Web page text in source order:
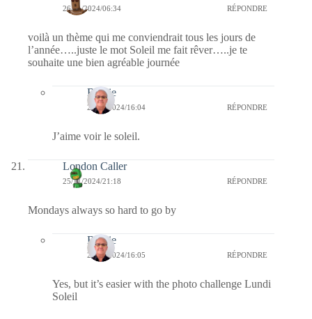
26/11/2024/06:34 RÉPONDRE
voilà un thème qui me conviendrait tous les jours de
l’année…..juste le mot Soleil me fait rêver…..je te
souhaite une bien agréable journée
Bernie
26/11/2024/16:04 RÉPONDRE
J’aime voir le soleil.
London Caller
25/11/2024/21:18 RÉPONDRE
Mondays always so hard to go by
Bernie
26/11/2024/16:05 RÉPONDRE
Yes, but it’s easier with the photo challenge Lundi
Soleil